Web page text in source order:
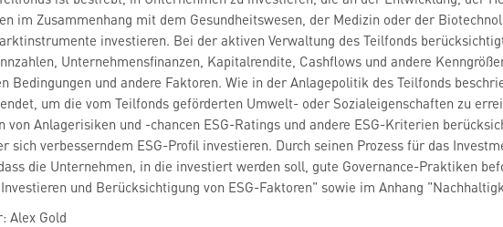
im Zusammenhang mit dem Gesundheitswesen, der Medizin oder der
investieren. Bei der aktiven Verwaltung des Teilfonds
Unternehmensfinanzen, Kapitalrendite, Cashflows und andere
Bedingungen und andere Faktoren. Wie in der Anlagepolitik des Teilfonds
um die vom Teilfonds geförderten Umwelt- oder Sozialeigenschaften zu
von Anlagerisiken und -chancen ESG-Ratings und andere ESG-Kriterien
sich verbesserndem ESG-Profil investieren. Durch seinen Prozess für das
die Unternehmen, in die investiert werden soll, gute Governance-Praktiken
und Berücksichtigung von ESG-Faktoren" sowie im Anhang
Alex Gold